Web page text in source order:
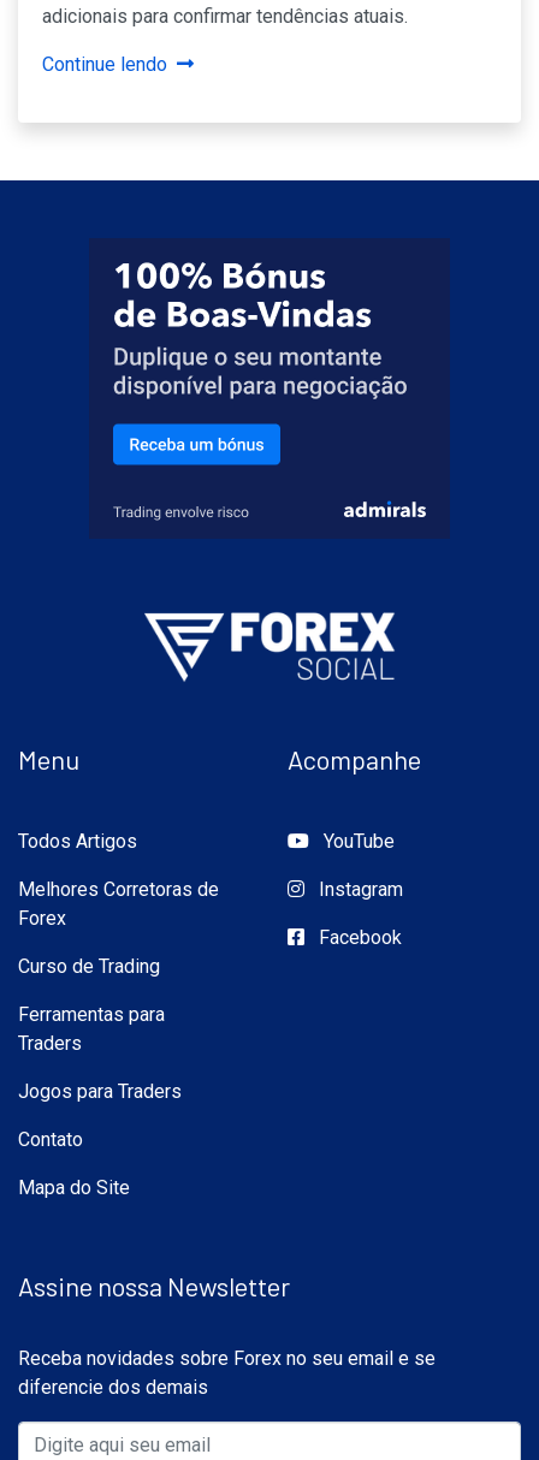
adicionais para confirmar tendências atuais.
Continue lendo
Menu
Todos Artigos
Melhores Corretoras de
Forex
Curso de Trading
Ferramentas para
Traders
Jogos para Traders
Contato
Mapa do Site
Acompanhe
YouTube
Instagram
Facebook
Assine nossa Newsletter
Receba novidades sobre Forex no seu email e se
diferencie dos demais